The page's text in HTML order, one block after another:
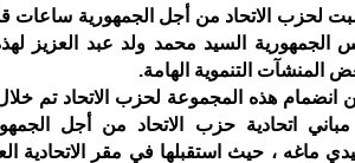
لحزب الاتحاد من أجل الجمهورية ساعات
الجمهورية السيد محمد ولد عبد العزيز لهذه
المنشآت التنموية الهامة.
انضمام هذه المجموعة لحزب الاتحاد تم
اتحادية حزب الاتحاد من أجل
ماغه ، حيث استقبلها في مقر الاتحادية